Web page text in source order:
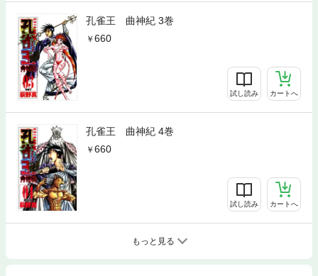
孔雀王 曲神紀 3巻
660
試し読み カートへ
孔雀王 曲神紀 4巻
660
試し読み カートへ
もっと見る